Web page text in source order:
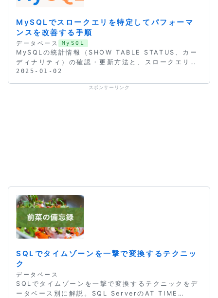
MySQLでスロークエリを特定してパフォーマ
ンスを改善する手順
データベース MySQL
MySQLの統計情報（SHOW TABLE STATUS、カー
ディナリティ）の確認・更新方法と、スロークエリの
特定からインデックス最適化までパフォーマンス改善
2025-01-02
スポンサーリンク
SQLでタイムゾーンを一撃で変換するテクニッ
ク
データベース
SQLでタイムゾーンを一撃で変換するテクニックをデ
ータベース別に解説。SQL ServerのAT TIME